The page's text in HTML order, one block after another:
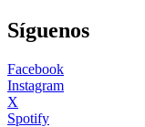
Síguenos
Facebook
Instagram
X
Spotify